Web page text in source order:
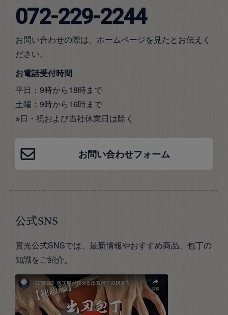
072-229-2244
お問い合わせの際は、ホームページを見たとお伝えく
ださい。
お電話受付時間
平日：9時から18時まで
土曜：9時から16時まで
※日・祝および当社休業日は除く
お問い合わせフォーム
公式SNS
實光公式SNSでは、最新情報やおすすめ商品、包丁の
知識をご紹介。